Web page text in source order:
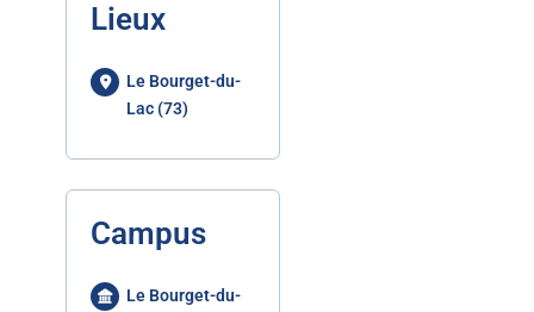
Lieux
Le Bourget-du-
Lac (73)
Campus
Le Bourget-du-